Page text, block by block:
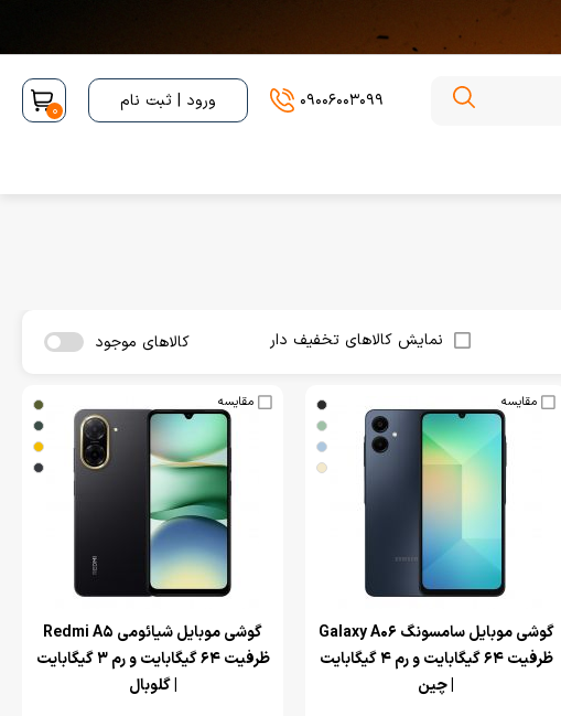
09006003099 ورود | ثبت نام 0
نمایش کالاهای تخفیف دار کالاهای موجود
مقایسه
گوشی موبایل سامسونگ Galaxy A06
ظرفیت 64 گیگابایت و رم 4 گیگابایت
| چین
مقایسه
‌گوشی موبایل شیائومی Redmi A5
ظرفیت 64 گیگابایت و رم 3 گیگابایت
| گلوبال